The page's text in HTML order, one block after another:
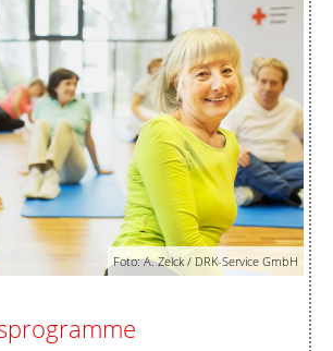
Foto: A. Zelck / DRK-Service GmbH